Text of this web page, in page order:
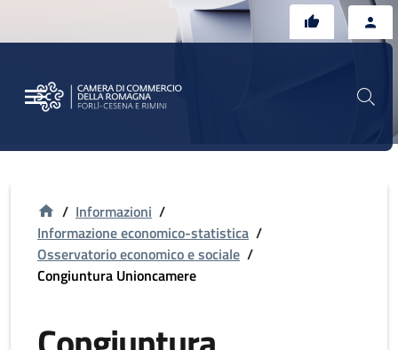
/ Informazioni /
Informazione economico-statistica /
Osservatorio economico e sociale /
Congiuntura Unioncamere